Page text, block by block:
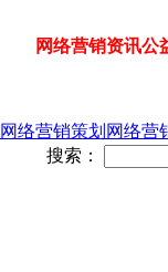
网络营销资讯公
网络营销策划 网络营
搜索：